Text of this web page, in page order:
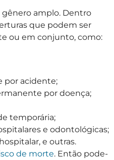
gênero amplo. Dentro
que podem ser
ou em conjunto, como:
por acidente;
por doença;
temporária;
e odontológicas;
e outras.
de morte. Então pode-